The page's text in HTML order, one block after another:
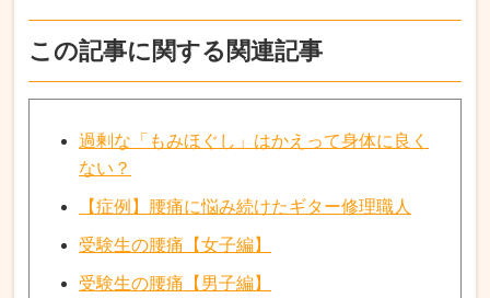
この記事に関する関連記事
過剰な「もみほぐし」はかえって身体に良く
ない？
【症例】腰痛に悩み続けたギター修理職人
受験生の腰痛【女子編】
受験生の腰痛【男子編】